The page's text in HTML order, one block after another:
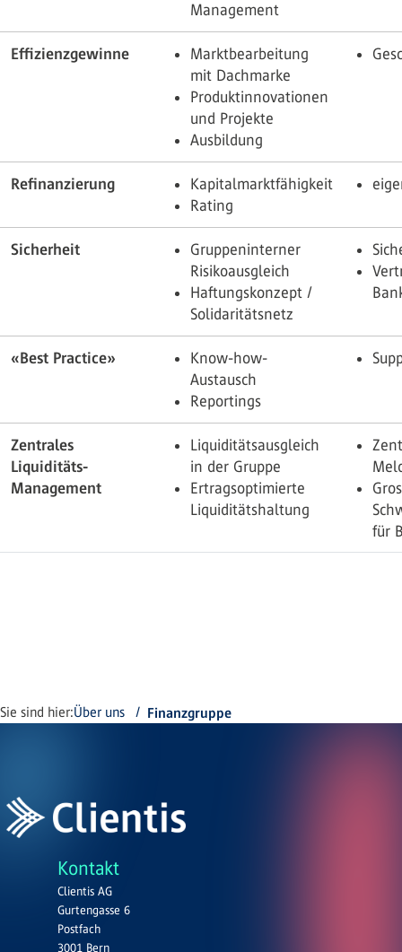
Management
Effizienzgewinne
Marktbearbeitung
mit Dachmarke
Produktinnovationen
und Projekte
Ausbildung
Refinanzierung
Kapitalmarktfähigkeit
Rating
Sicherheit
Gruppeninterner
Risikoausgleich
Haftungskonzept /
Solidaritätsnetz
«Best Practice»
Know-how-
Austausch
Reportings
Zentrales
Liquiditäts-
Management
Liquiditätsausgleich
in der Gruppe
Ertragsoptimierte
Liquiditätshaltung
für
Sie sind hier:Über uns Finanzgruppe
Kontakt
Clientis AG
Gurtengasse 6
Postfach
3001 Bern